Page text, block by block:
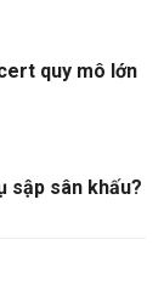
quy mô lớn
sập sân khấu?